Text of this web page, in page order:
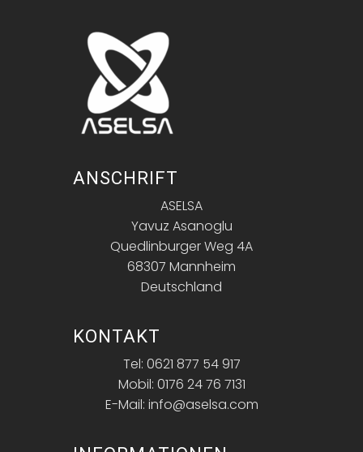
ANSCHRIFT
ASELSA
Yavuz Asanoglu
Quedlinburger Weg 4A
68307 Mannheim
Deutschland
KONTAKT
Tel: 0621 877 54 917
Mobil: 0176 24 76 7131
E-Mail: info@aselsa.com